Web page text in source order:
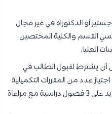
أو الدكتوراه في غير مجال
القسم والكلية المختصين
العليا.
يشترط لقبول الطالب في
عدد من المقررات التكميلية
من مرحلة سابقة في مدة لا تزيد على 3 فصول دراسية مع مراعاة